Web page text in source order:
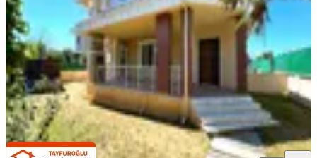
3+1·200 m² ·08.08.2026
90.000 ₺
Tayfuroğlu GayrimenkulAtilla Erdoğan
Ara